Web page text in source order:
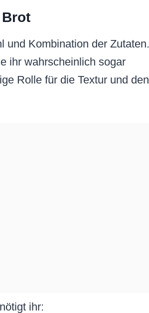
und Kombination der Zutaten.
ihr wahrscheinlich sogar
Rolle für die Textur und den
ihr: